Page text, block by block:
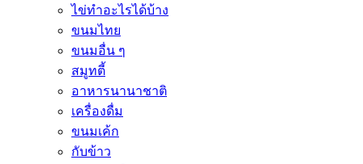
ไข่ทำอะไรได้บ้าง
ขนมไทย
ขนมอื่น ๆ
สมูทตี้
อาหารนานาชาติ
เครื่องดื่ม
ขนมเค้ก
กับข้าว